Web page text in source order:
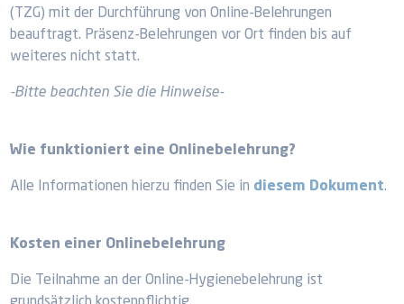
(TZG) mit der Durchführung von Online-Belehrungen
beauftragt. Präsenz-Belehrungen vor Ort finden bis auf
weiteres nicht statt.
-Bitte beachten Sie die Hinweise-
Wie funktioniert eine Onlinebelehrung?
Alle Informationen hierzu finden Sie in diesem Dokument.
Kosten einer Onlinebelehrung
Die Teilnahme an der Online-Hygienebelehrung ist